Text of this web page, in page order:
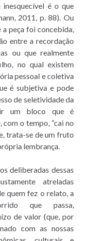
é o que
2011, p. 88). Ou
peça foi concebida,
entre a recordação
ou que realmente
no qual existem
pessoal e coletiva
é subjetiva e pode
de seletividade da
um bloco que é
o tempo, “cai no
trata-se de um fruto
lembrança.
deliberadas dessas
atreladas
quem fez o relato, a
que passa,
de valor (que, por
com as nossas